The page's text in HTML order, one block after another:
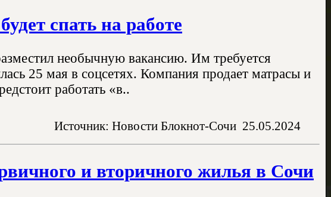
спать на работе
необычную вакансию. Им требуется
25 мая в соцсетях. Компания продает матрасы и
работать «в..
Источник: Новости Блокнот-Сочи 25.05.2024
и вторичного жилья в Сочи